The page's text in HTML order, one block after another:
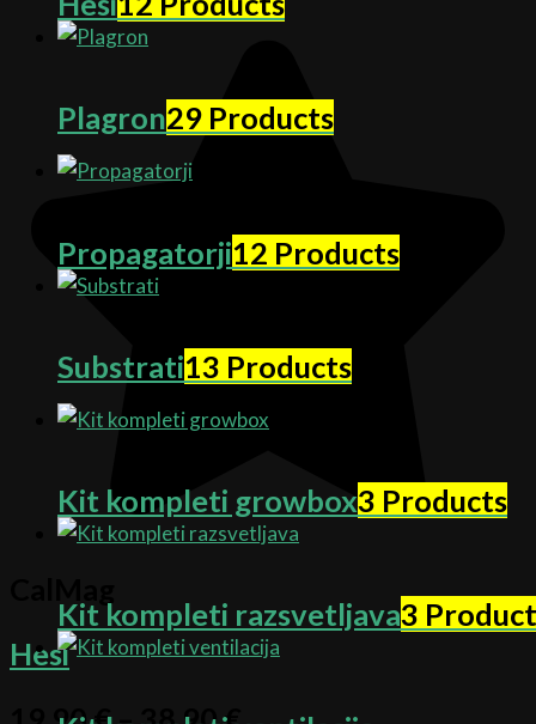
Plagron29 Products
Propagatorji12 Products
Substrati13 Products
Kit kompleti growbox3 Products
Kit kompleti razsvetljava3
Hesi